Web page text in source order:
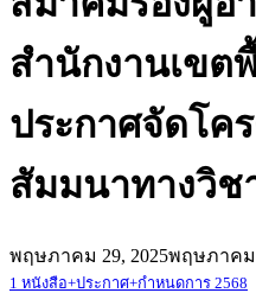
สำนักงานเขต
ประกาศจัดโค
สัมมนาทางวิช
พฤษภาคม 29, 2025พฤษภาคม
1 หนังสือ+ประกาศ+กำหนดการ 2568